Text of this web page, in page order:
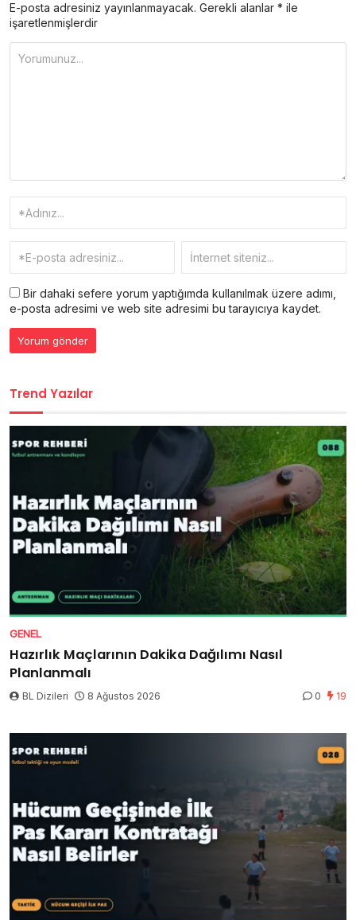
E-posta adresiniz yayınlanmayacak. Gerekli alanlar * ile
işaretlenmişlerdir
Bir dahaki sefere yorum yaptığımda kullanılmak üzere adımı,
e-posta adresimi ve web site adresimi bu tarayıcıya kaydet.
Trend Yazılar
GENEL
Hazırlık Maçlarının Dakika Dağılımı Nasıl
Planlanmalı
BL Dizileri 8 Ağustos 2026 0 19